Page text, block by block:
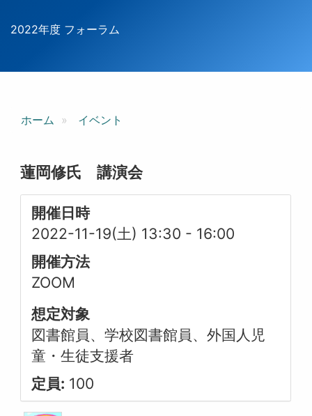
2022年度 フォーラム
ホーム イベント
蓮岡修氏 講演会
開催日時
2022-11-19(土) 13:30 - 16:00
開催方法
ZOOM
想定対象
図書館員、学校図書館員、外国人児
童・生徒支援者
定員: 100